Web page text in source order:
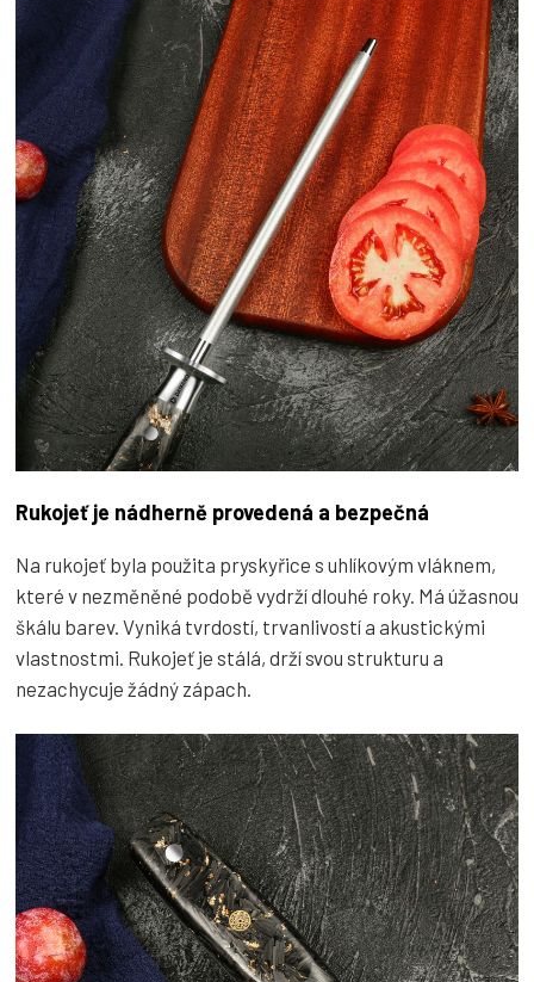
Rukojeť je nádherně provedená a bezpečná
Na rukojeť byla použita pryskyřice s uhlíkovým vláknem,
které v nezměněné podobě vydrží dlouhé roky. Má úžasnou
škálu barev. Vyniká tvrdostí, trvanlivostí a akustickými
vlastnostmi. Rukojeť je stálá, drží svou strukturu a
nezachycuje žádný zápach.